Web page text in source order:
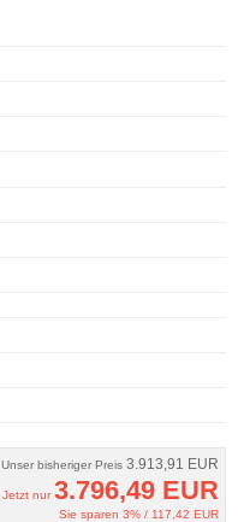
Unser bisheriger Preis 3.913,91 EUR
Jetzt nur3.796,49 EUR
Sie sparen 3% / 117,42 EUR